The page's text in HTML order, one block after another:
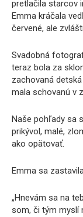
pretlačila starcov
Emma kráčala
červené, ale
Svadobná
teraz bola za
zachovaná
mala schovanú v
Naše pohľady sa
prikývol, malé,
ako opätovať.
Emma sa
„Hnevám sa na
som, či tým myslí